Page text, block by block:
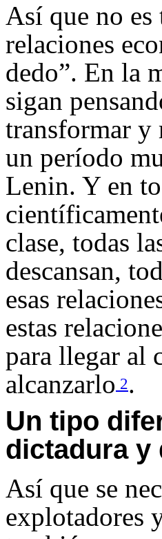
Así que no es
relaciones
dedo”. En la
sigan
transformar y
un período
Lenin. Y en
clase, todas
descansan,
esas
estas
para llegar al
alcanzarlo 2.
Un tipo
dictadura y
Así que se
explotadores